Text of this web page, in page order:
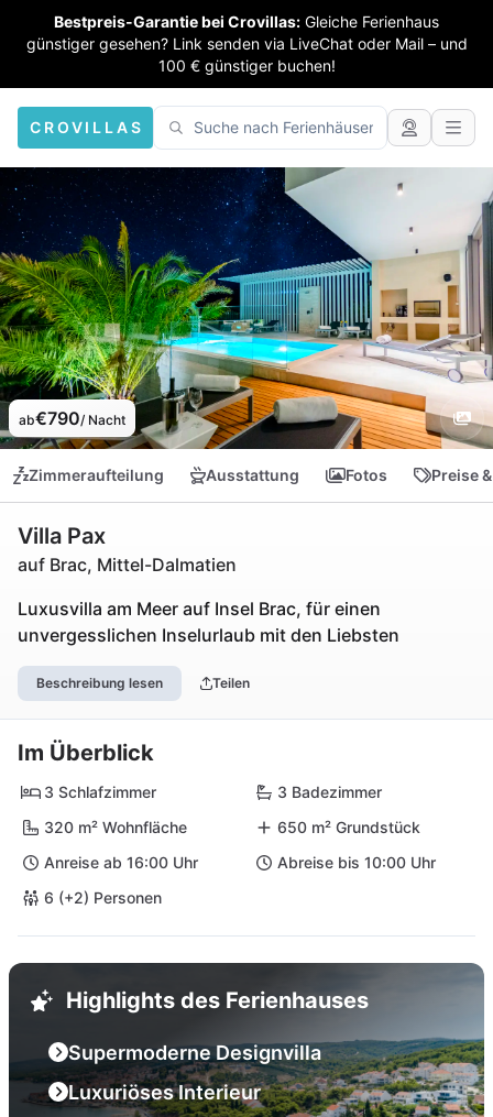
Bestpreis-Garantie bei Crovillas: Gleiche Ferienhaus
günstiger gesehen? Link senden via LiveChat oder Mail – und
100 € günstiger buchen!
CROVILLAS
ab€790/ Nacht
Zimmeraufteilung Ausstattung Fotos Preise
Villa Pax
auf Brac, Mittel-Dalmatien
Luxusvilla am Meer auf Insel Brac, für einen
unvergesslichen Inselurlaub mit den Liebsten
Beschreibung lesen Teilen
Im Überblick
3 Schlafzimmer
3 Badezimmer
320 m² Wohnfläche
650 m² Grundstück
Anreise ab 16:00 Uhr
Abreise bis 10:00 Uhr
6 (+2) Personen
Highlights des Ferienhauses
Supermoderne Designvilla
Luxuriöses Interieur